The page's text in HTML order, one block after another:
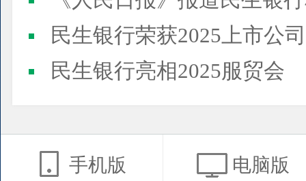
民生银行荣获2025上市公司董事会最佳实践案例、上市公
民生银行亮相2025服贸会
手机版 电脑版